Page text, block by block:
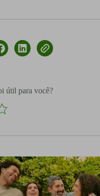
útil para você?